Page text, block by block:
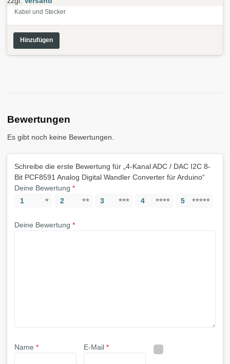
Kabel und Stecker
Hinzufügen
Bewertungen
Es gibt noch keine Bewertungen.
Schreibe die erste Bewertung für „4-Kanal ADC / DAC I2C 8-
Bit PCF8591 Analog Digital Wandler Converter für Arduino“
Deine Bewertung *
1
2 3 4 5
Deine Bewertung *
Name * E-Mail*